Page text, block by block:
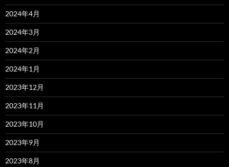
2024年4月
2024年3月
2024年2月
2024年1月
2023年12月
2023年11月
2023年10月
2023年9月
2023年8月